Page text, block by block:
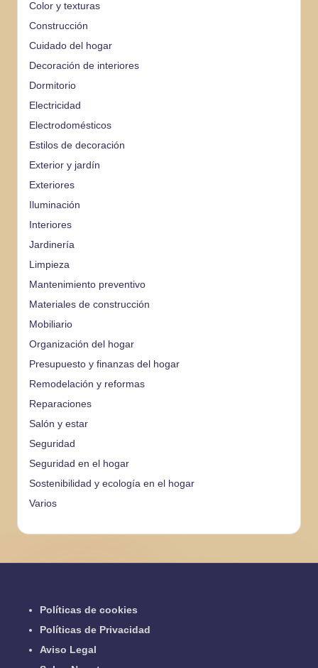
Color y texturas
Construcción
Cuidado del hogar
Decoración de interiores
Dormitorio
Electricidad
Electrodomésticos
Estilos de decoración
Exterior y jardín
Exteriores
Iluminación
Interiores
Jardinería
Limpieza
Mantenimiento preventivo
Materiales de construcción
Mobiliario
Organización del hogar
Presupuesto y finanzas del hogar
Remodelación y reformas
Reparaciones
Salón y estar
Seguridad
Seguridad en el hogar
Sostenibilidad y ecología en el hogar
Varios
Políticas de cookies
Políticas de Privacidad
Aviso Legal